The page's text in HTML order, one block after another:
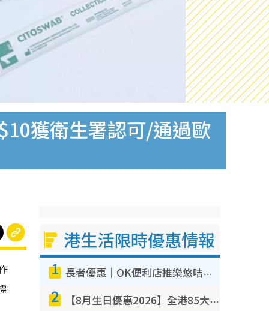
獲衛生署認可/通過歐
港生活限時優惠情報
1 長者優惠｜OK便利店推樂悠咭優惠！買麵包/牛奶/保健品拍卡即減
2 【8月生日優惠2026】全港85大食買玩著數攻略 自助餐/火鍋放題同行免費＋誠品/DONKI送現金券